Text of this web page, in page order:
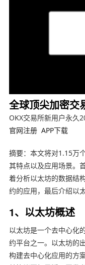
全球顶尖加密交
OKX交易所新用户永久
官网注册 APP下载
摘要：本文将对1.15万
其特点以及应用场景。
着分析以太坊的数据结
约的应用，最后介绍以
1、以太坊概述
以太坊是一个去中心化
约平台之一。以太坊的
构建去中心化应用的方